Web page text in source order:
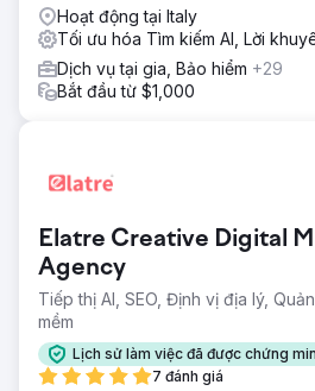
Hoạt động tại Italy
Tối ưu hóa Tìm kiếm AI, Lời
Dịch vụ tại gia, Bảo hiểm +29
Bắt đầu từ $1,000
Elatre Creative Digital
Agency
Tiếp thị AI, SEO, Định vị địa lý,
mềm
Lịch sử làm việc đã được chứng
7 đánh giá